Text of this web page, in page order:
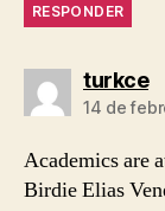
RESPONDER
turkce
14 de
Academics are
Birdie Elias